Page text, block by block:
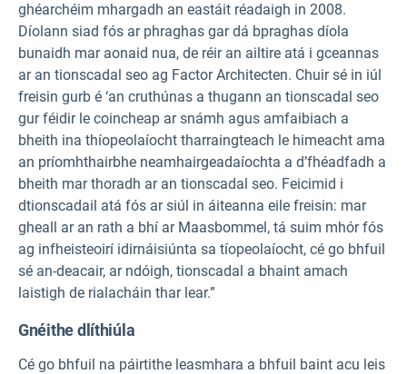
ghéarchéim mhargadh an eastáit réadaigh in 2008.
Díolann siad fós ar phraghas gar dá bpraghas díola
bunaidh mar aonaid nua, de réir an ailtire atá i gceannas
ar an tionscadal seo ag Factor Architecten. Chuir sé in iúl
freisin gurb é ‘an cruthúnas a thugann an tionscadal seo
gur féidir le coincheap ar snámh agus amfaibiach a
bheith ina thíopeolaíocht tharraingteach le himeacht ama
an príomhthairbhe neamhairgeadaíochta a d’fhéadfadh a
bheith mar thoradh ar an tionscadal seo. Feicimid i
dtionscadail atá fós ar siúl in áiteanna eile freisin: mar
gheall ar an rath a bhí ar Maasbommel, tá suim mhór fós
ag infheisteoirí idirnáisiúnta sa tíopeolaíocht, cé go bhfuil
sé an-deacair, ar ndóigh, tionscadal a bhaint amach
laistigh de rialacháin thar lear.”
Gnéithe dlíthiúla
Cé go bhfuil na páirtithe leasmhara a bhfuil baint acu leis